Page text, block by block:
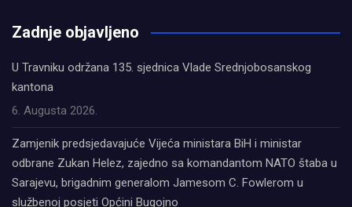
Zadnje objavljeno
U Travniku održana 135. sjednica Vlade Srednjobosanskog
kantona
6. Augusta 2026.
Zamjenik predsjedavajuće Vijeća ministara BiH i ministar
odbrane Zukan Helez, zajedno sa komandantom NATO štaba u
Sarajevu, brigadnim generalom Jamesom C. Fowlerom u
službenoj posjeti Općini Bugojno